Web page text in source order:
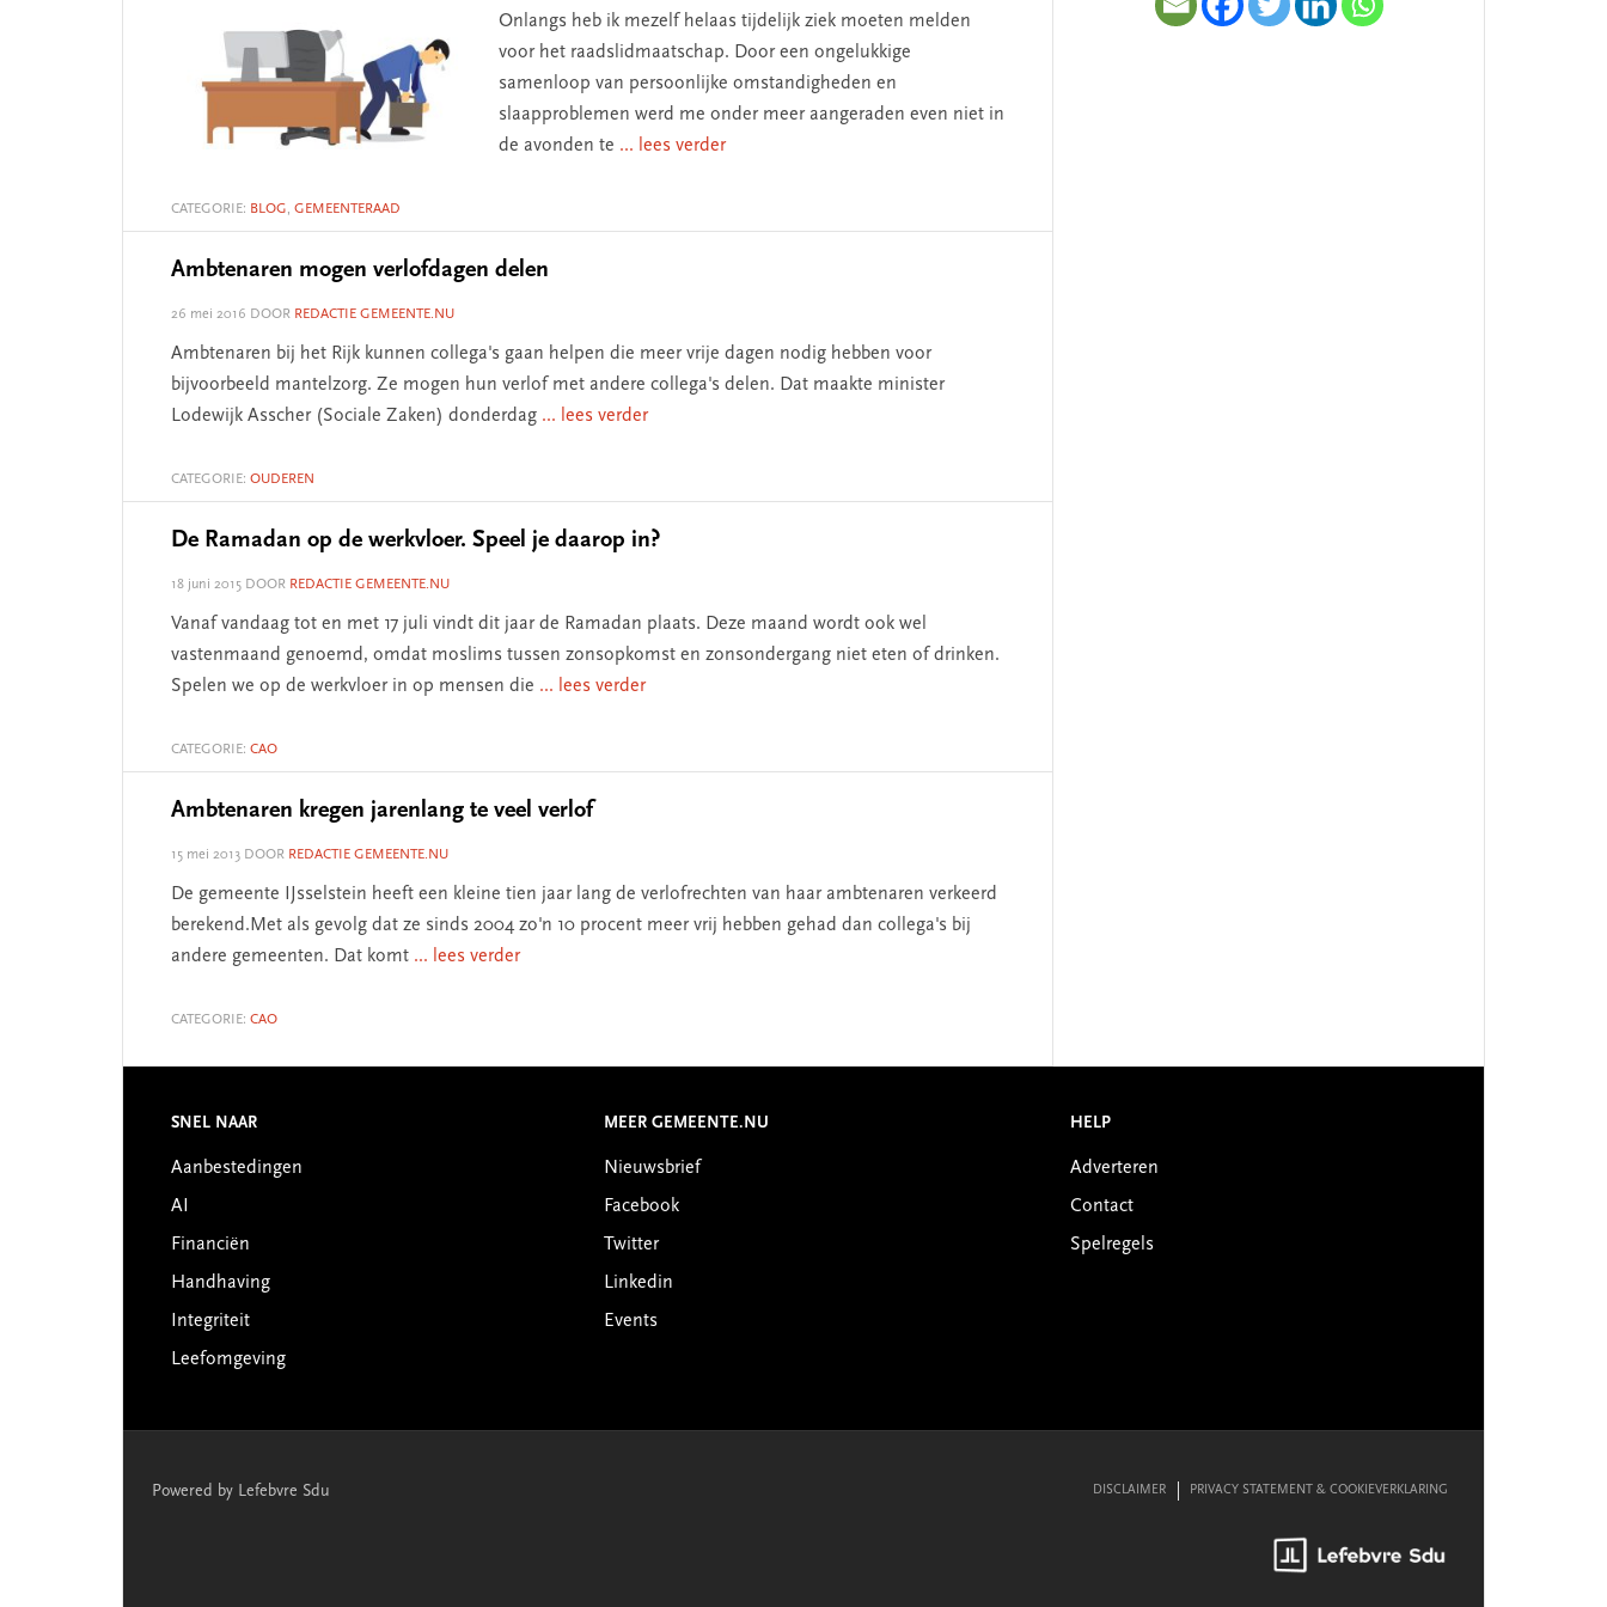
Onlangs heb ik mezelf helaas tijdelijk ziek moeten melden
voor het raadslidmaatschap. Door een ongelukkige
samenloop van persoonlijke omstandigheden en
slaapproblemen werd me onder meer aangeraden even niet in
de avonden te ... lees verder
CATEGORIE: BLOG, GEMEENTERAAD
Ambtenaren mogen verlofdagen delen
26 mei 2016 DOOR REDACTIE GEMEENTE.NU
Ambtenaren bij het Rijk kunnen collega's gaan helpen die meer vrije dagen nodig hebben voor
bijvoorbeeld mantelzorg. Ze mogen hun verlof met andere collega's delen. Dat maakte minister
Lodewijk Asscher (Sociale Zaken) donderdag ... lees verder
CATEGORIE: OUDEREN
De Ramadan op de werkvloer. Speel je daarop in?
18 juni 2015 DOOR REDACTIE GEMEENTE.NU
Vanaf vandaag tot en met 17 juli vindt dit jaar de Ramadan plaats. Deze maand wordt ook wel
vastenmaand genoemd, omdat moslims tussen zonsopkomst en zonsondergang niet eten of drinken.
Spelen we op de werkvloer in op mensen die ... lees verder
CATEGORIE: CAO
Ambtenaren kregen jarenlang te veel verlof
15 mei 2013 DOOR REDACTIE GEMEENTE.NU
De gemeente IJsselstein heeft een kleine tien jaar lang de verlofrechten van haar ambtenaren verkeerd
berekend.Met als gevolg dat ze sinds 2004 zo'n 10 procent meer vrij hebben gehad dan collega's bij
andere gemeenten. Dat komt ... lees verder
CATEGORIE: CAO
Footer
SNEL NAAR
Aanbestedingen
AI
Financiën
Handhaving
Integriteit
Leefomgeving
MEER GEMEENTE.NU
Nieuwsbrief
Facebook
Twitter
Linkedin
Events
HELP
Adverteren
Contact
Spelregels
Powered by Lefebvre Sdu DISCLAIMER PRIVACY STATEMENT & COOKIEVERKLARING